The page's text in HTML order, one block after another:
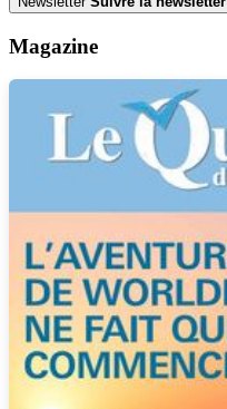
Magazine